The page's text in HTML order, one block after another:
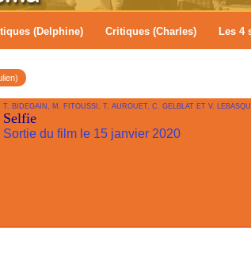
(Delphine) Critiques (Charles) Les 4
T. BIDEGAIN, M. FITOUSSI, T. AUROUET, C. GELBLAT ET V.
Selfie
Sortie du film le 15 janvier 2020